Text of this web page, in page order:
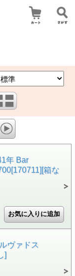
年 Bar
箱な
ヴァドス
]